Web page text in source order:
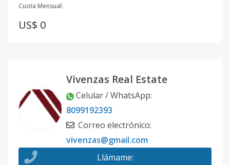
Cuota Mensual:
US$ 0
Vivenzas Real Estate
Celular / WhatsApp:
8099192393
Correo electrónico:
vivenzas@gmail.com
Llámame: